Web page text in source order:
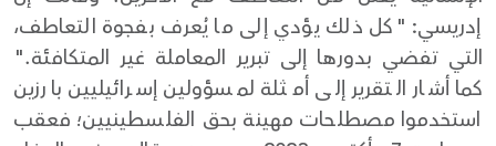
إدريسي: "كل ذلك يؤدي إلى ما يُعرف بفجوة التعاطف،
التي تفضي بدورها إلى تبرير المعاملة غير المتكافئة."
كما أشار التقرير إلى أمثلة لمسؤولين إسرائيليين بارزين
استخدموا مصطلحات مهينة بحق الفلسطينيين؛ فعقب